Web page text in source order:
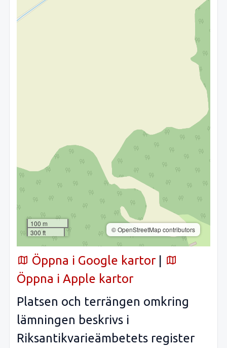
100 m
300 ft
© OpenStreetMap contributors
Öppna i Google kartor |
Öppna i Apple kartor
Platsen och terrängen omkring
lämningen beskrivs i
Riksantikvarieämbetets register